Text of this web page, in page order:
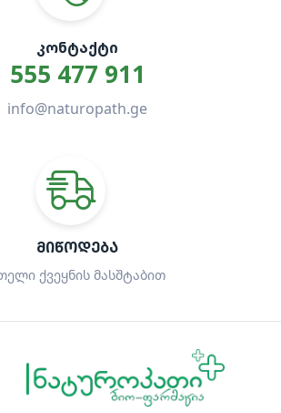
ᲙᲝᲜᲢᲐᲥᲢᲘ
555 477 911
info@naturopath.ge
ᲛᲘᲬᲝᲓᲔᲑᲐ
ქვეყნის მასშტაბით